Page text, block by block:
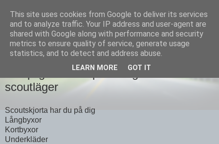
Equmenia i Harbo
Lämpliga saker i packningen till
scoutläger
Scoutskjorta har du på dig
Långbyxor
Kortbyxor
Underkläder
This site uses cookies from Google to deliver its services
and to analyze traffic. Your IP address and user-agent are
shared with Google along with performance and security
metrics to ensure quality of service, generate usage
statistics, and to detect and address abuse.
LEARN MORE GOT IT